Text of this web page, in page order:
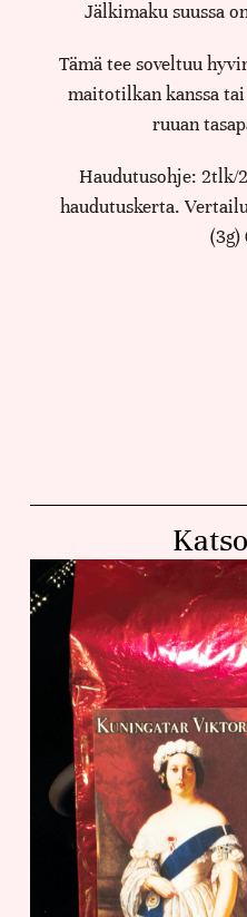
Jälkimaku suussa
Tämä tee soveltuu
maitotilkan kanssa
ruuan
Haudutusohje: 2tlk/
haudutuskerta.
(3g)